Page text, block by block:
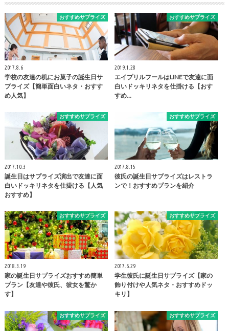
おすすめサプライズ
2017.8.6
学校の友達の机にお菓子の誕生日サ
プライズ【簡単面白いネタ・おすす
め人気】
おすすめサプライズ
2019.1.28
エイプリルフールはLINEで友達に面
白いドッキリネタを仕掛ける【おす
すめ…
おすすめサプライズ
2017.10.3
誕生日はサプライズ演出で友達に面
白いドッキリネタを仕掛ける【人気
おすすめ】
おすすめサプライズ
2017.8.15
彼氏の誕生日サプライズはレストラ
ンで！おすすめプランを紹介
おすすめサプライズ
2018.3.19
家の誕生日サプライズおすすめ簡単
プラン【友達や彼氏、彼女を驚か
す】
おすすめサプライズ
2017.6.29
学生彼氏に誕生日サプライズ【家の
飾り付けや人気ネタ・おすすめドッ
キリ】
おすすめサプライズ おすすめサプライズ